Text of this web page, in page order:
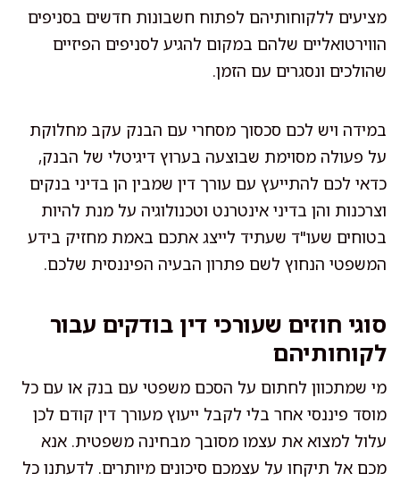
מציעים ללקוחותיהם לפתוח חשבונות חדשים בסניפים
הווירטואליים שלהם במקום להגיע לסניפים הפיזיים
שהולכים ונסגרים עם הזמן.
במידה ויש לכם סכסוך מסחרי עם הבנק עקב מחלוקת
על פעולה מסוימת שבוצעה בערוץ דיגיטלי של הבנק,
כדאי לכם להתייעץ עם עורך דין שמבין הן בדיני בנקים
וצרכנות והן בדיני אינטרנט וטכנולוגיה על מנת להיות
בטוחים שעו"ד שעתיד לייצג אתכם באמת מחזיק בידע
המשפטי הנחוץ לשם פתרון הבעיה הפיננסית שלכם.
סוגי חוזים שעורכי דין בודקים עבור
לקוחותיהם
מי שמתכוון לחתום על הסכם משפטי עם בנק או עם כל
מוסד פיננסי אחר בלי לקבל ייעוץ מעורך דין קודם לכן
עלול למצוא את עצמו מסובך מבחינה משפטית. אנא
מכם אל תיקחו על עצמכם סיכונים מיותרים. לדעתנו כל